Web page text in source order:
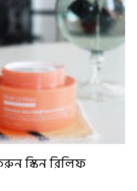
স্কিন রিলিফ